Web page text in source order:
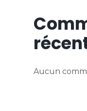
Aucun